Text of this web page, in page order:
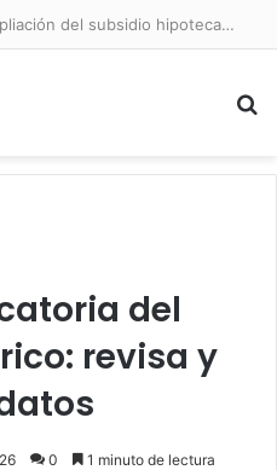
Diputado Sabat celebra ampliación del subsidio hipotecario con viviendas de hasta 6.000 UF
del
revisa y
0 1 minuto de lectura